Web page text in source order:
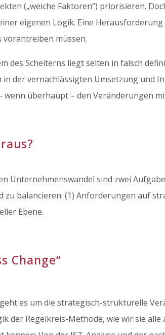
(„weiche Faktoren“) priorisieren.
eigenen Logik. Eine
vorantreiben müssen.
des Scheiterns liegt selten in falsch
in der vernachlässigten Umsetzung und
überhaupt – den Veränderungen
Unternehmenswandel sind zwei
zu balancieren: (1) Anforderungen auf
Ebene.
Change“
es um die strategisch-strukturelle
der Regelkreis-Methode, wie wir sie